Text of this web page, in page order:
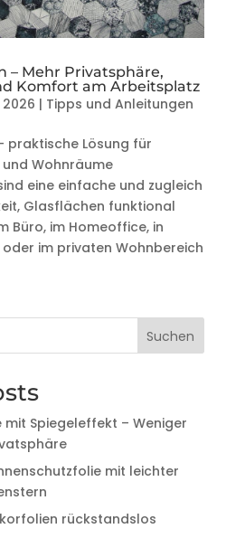
– Mehr Privatsphäre,
Komfort am Arbeitsplatz
2026 | Tipps und Anleitungen
praktische Lösung für
Wohnräume
eine einfache und zugleich
Glasflächen funktional
Büro, im Homeoffice, in
im privaten Wohnbereich
Suchen
mit Spiegeleffekt – Weniger
mit leichter
rückstandslos